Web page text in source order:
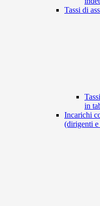
Tassi di
in
Incarichi
(dirigenti